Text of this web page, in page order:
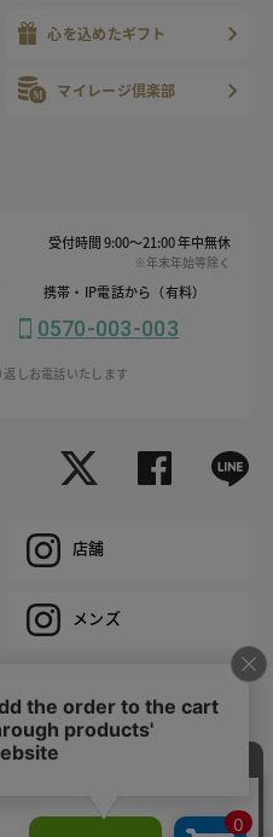
心を込めたギフト
マイレージ倶楽部
受付時間 9:00～21:00 年中無休
※年末年始等除く
携帯・IP電話から（有料）
0570-003-003
しお電話いたします
店舗
メンズ
シー
推奨環境